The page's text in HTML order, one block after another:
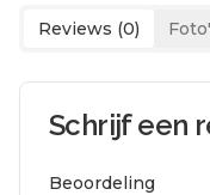
Reviews (0)
Schrijf een
Beoordeling